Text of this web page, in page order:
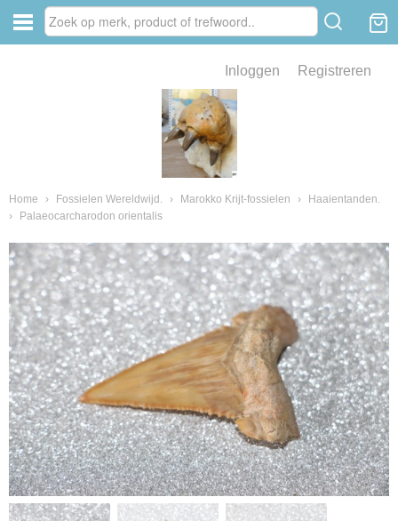
Inloggen Registreren
Home › Fossielen Wereldwijd. › Marokko Krijt-fossielen ›
Haaientanden.
›
Palaeocarcharodon orientalis
van fossielen en mineralen